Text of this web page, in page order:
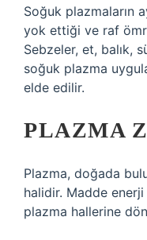
Soğuk plazmaların
yok ettiği ve raf
Sebzeler, et, balık,
soğuk plazma
elde edilir.
PLAZMA
Plazma, doğada
halidir. Madde enerji
plazma hallerine